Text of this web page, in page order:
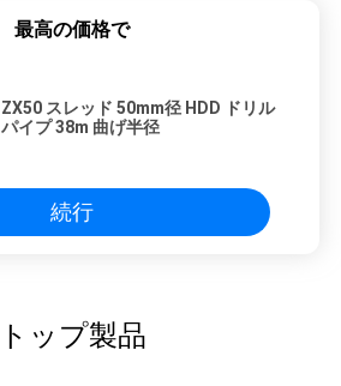
最高の価格で
ZX50 スレッド 50mm径 HDD ドリル
パイプ 38m 曲げ半径
続行
トップ製品